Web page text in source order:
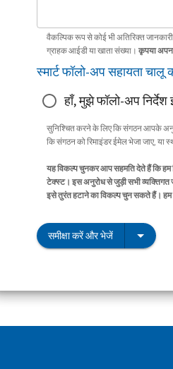
वैकल्पिक रूप से कोई भी अतिरिक्त
ग्राहक आईडी या खाता संख्या। कृपया
स्मार्ट फॉलो-अप सहायता चालू
हाँ, मुझे फॉलो-अप
सुनिश्चित करने के लिए कि संगठन आपके
कि संगठन को रिमाइंडर ईमेल भेजा जाए, या
यह विकल्प चुनकर आप सहमति देते हैं कि
टेक्स्ट। इस अनुरोध से जुड़ी सभी व्यक्तिगत
इसे तुरंत हटाने का विकल्प चुन सकते हैं।
समीक्षा करें और भेजें